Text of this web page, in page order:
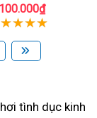
tình dục kinh